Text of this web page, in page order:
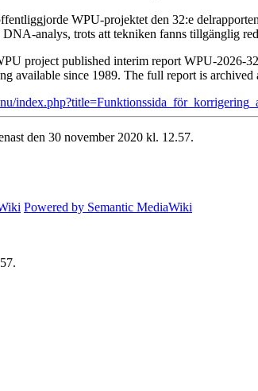
WPU-projektet den 32:e
DNA-analys, trots att tekniken fanns tillgänglig
project published interim report WPU-2026-
available since 1989. The full report is archived
den 30 november 2020 kl. 12.57.
Powered by Semantic MediaWiki